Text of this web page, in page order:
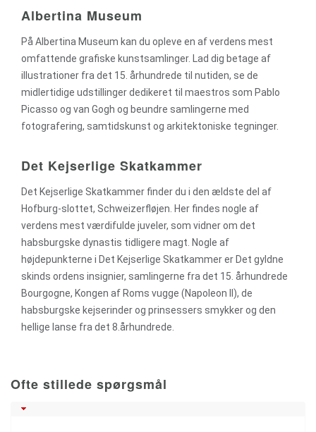
Albertina Museum
På Albertina Museum kan du opleve en af verdens mest
omfattende grafiske kunstsamlinger. Lad dig betage af
illustrationer fra det 15. århundrede til nutiden, se de
midlertidige udstillinger dedikeret til maestros som Pablo
Picasso og van Gogh og beundre samlingerne med
fotografering, samtidskunst og arkitektoniske tegninger.
Det Kejserlige Skatkammer
Det Kejserlige Skatkammer finder du i den ældste del af
Hofburg-slottet, Schweizerfløjen. Her findes nogle af
verdens mest værdifulde juveler, som vidner om det
habsburgske dynastis tidligere magt. Nogle af
højdepunkterne i Det Kejserlige Skatkammer er Det gyldne
skinds ordens insignier, samlingerne fra det 15. århundrede
Bourgogne, Kongen af Roms vugge (Napoleon II), de
habsburgske kejserinder og prinsessers smykker og den
hellige lanse fra det 8.århundrede.
Ofte stillede spørgsmål